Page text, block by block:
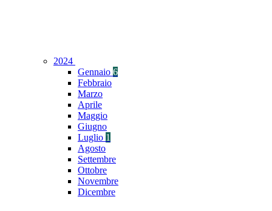
2024
Gennaio 6
Febbraio
Marzo
Aprile
Maggio
Giugno
Luglio 1
Agosto
Settembre
Ottobre
Novembre
Dicembre